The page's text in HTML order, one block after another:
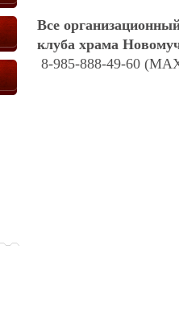
Все
клуба храма
8-985-888-49-60